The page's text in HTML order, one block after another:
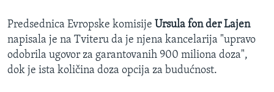
Predsednica Evropske komisije Ursula fon der Lajen
napisala je na Tviteru da je njena kancelarija "upravo
odobrila ugovor za garantovanih 900 miliona doza",
dok je ista količina doza opcija za budućnost.